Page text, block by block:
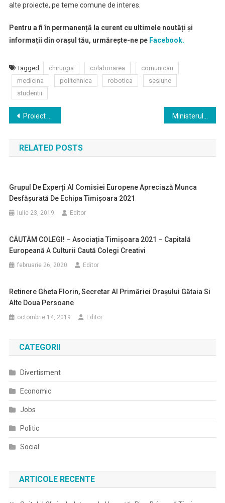
alte proiecte, pe teme comune de interes.
Pentru a fi în permanență la curent cu ultimele noutăți și
informații din orașul tău, urmărește-ne peFacebook.
Tagged chirurgia colaborarea
comunicari
medicina
politehnica robotica
sesiune
studentii
Navigare
în
articole
Proiect pentru dublarea supravieţuirii la 5 ani în cancerul pulmonar, până în 2025, lansat la Timişoara
RELATED POSTS
Grupul De Experți Al Comisiei Europene Apreciază Munca
Desfășurată De Echipa Timișoara 2021
iulie 23, 2019 Editor
CĂUTĂM COLEGI! – Asociația Timișoara 2021 – Capitală
Europeană A Culturii Caută Colegi Creativi
februarie 26, 2020 Editor
Retinere Gheta Florin, Secretar Al Primăriei Orașului Gătaia Si
Alte Doua Persoane
octombrie 14, 2019 Editor
CATEGORII
Divertisment
Economic
Jobs
Politic
Social
ARTICOLE RECENTE